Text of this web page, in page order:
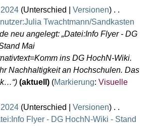
Unterschied
Versionen
Twachtmann/Sandkasten
neu angelegt: „Datei:Info Flyer - DG
Mai
ins DG HochN-Wiki.
Nachhaltigkeit an Hochschulen. Das
aktuell Markierung: Visuelle
Unterschied
Versionen
Flyer - DG HochN-Wiki - Stand